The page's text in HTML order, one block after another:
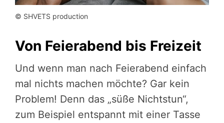
© SHVETS production
Von Feierabend bis Freizeit
Und wenn man nach Feierabend einfach
mal nichts machen möchte? Gar kein
Problem! Denn das „süße Nichtstun“,
zum Beispiel entspannt mit einer Tasse